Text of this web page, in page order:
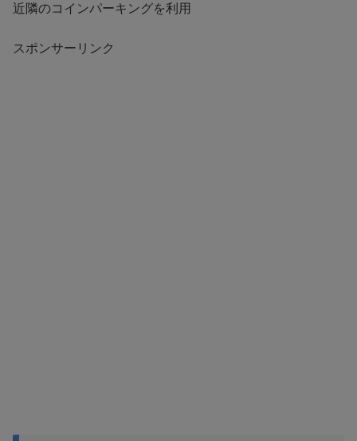
近隣のコインパーキングを利用
スポンサーリンク